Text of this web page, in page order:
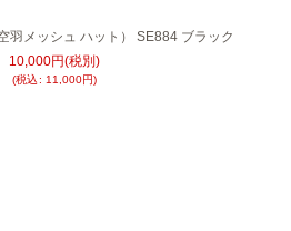
羽メッシュ ハット） SE884 ブラック
10,000円(税別)
(税込: 11,000円)